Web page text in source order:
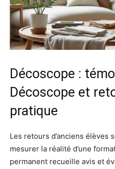
Décoscope :
Décoscope et
pratique
Les retours d’anciens élèves
mesurer la réalité d’une
permanent recueille avis et